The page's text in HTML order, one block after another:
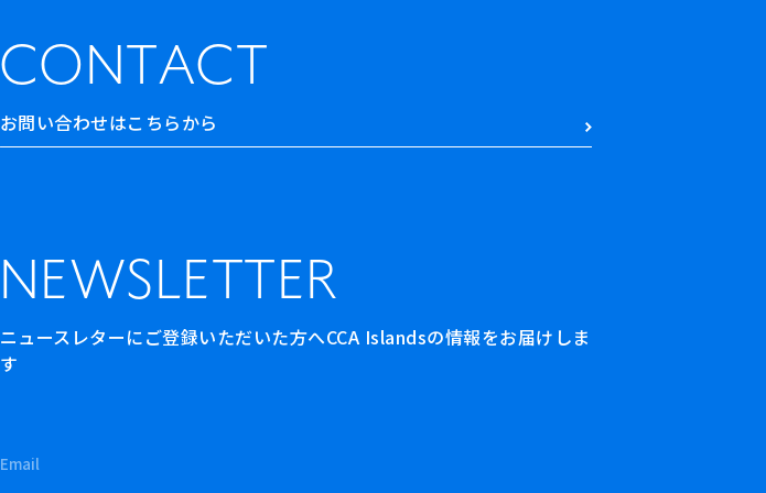
CONTACT
お問い合わせはこちらから
NEWSLETTER
ニュースレターにご登録いただいた方へCCA Islandsの情報をお届けしま
す